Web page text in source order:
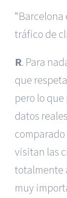
tráfico de
R. Para
que
pero lo
datos
visitan las
totalmente
muy